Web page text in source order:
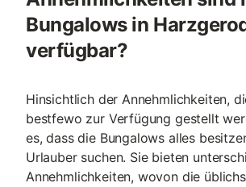
Bungalows in
verfügbar?
Hinsichtlich der Annehmlichkeiten,
bestfewo zur Verfügung gestellt
es, dass die Bungalows alles
Urlauber suchen. Sie bieten
Annehmlichkeiten, wovon die